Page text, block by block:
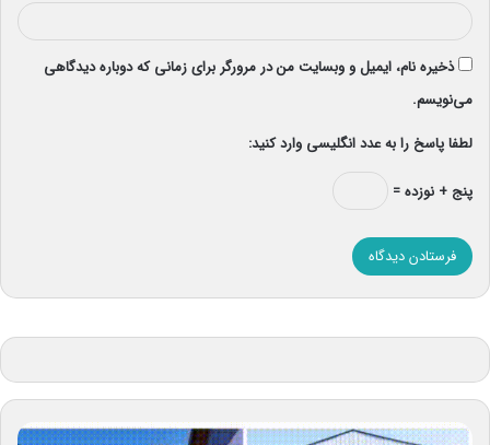
ذخیره نام، ایمیل و وبسایت من در مرورگر برای زمانی که دوباره دیدگاهی
می‌نویسم.
لطفا پاسخ را به عدد انگلیسی وارد کنید:
پنج + نوزده =